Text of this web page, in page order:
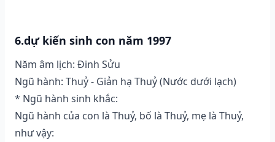
6.dự kiến sinh con năm 1997
Năm âm lịch: Đinh Sửu
Ngũ hành: Thuỷ - Giản hạ Thuỷ (Nước dưới lạch)
* Ngũ hành sinh khắc:
Ngũ hành của con là Thuỷ, bố là Thuỷ, mẹ là Thuỷ,
như vậy: